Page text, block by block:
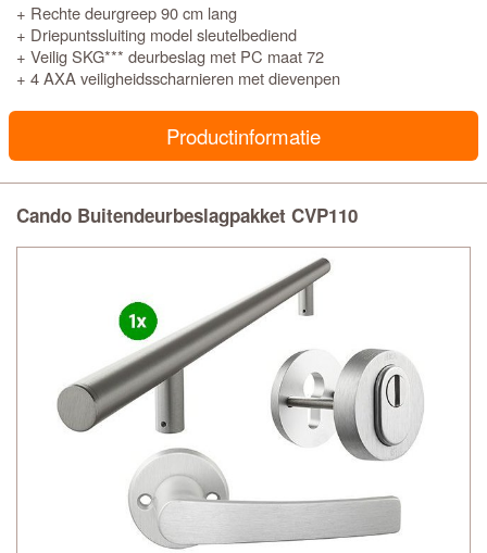
+ Rechte deurgreep 90 cm lang
+ Driepuntssluiting model sleutelbediend
+ Veilig SKG*** deurbeslag met PC maat 72
+ 4 AXA veiligheidsscharnieren met dievenpen
Productinformatie
Cando Buitendeurbeslagpakket CVP110